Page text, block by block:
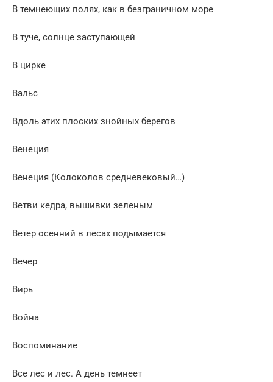
В темнеющих полях, как в безграничном море
В туче, солнце заступающей
В цирке
Вальс
Вдоль этих плоских знойных берегов
Венеция
Венеция (Колоколов средневековый…)
Ветви кедра, вышивки зеленым
Ветер осенний в лесах подымается
Вечер
Вирь
Война
Воспоминание
Все лес и лес. А день темнеет